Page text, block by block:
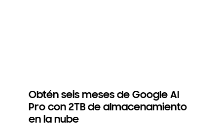
Obtén seis meses de Google AI
Pro con 2TB de almacenamiento
en la nube